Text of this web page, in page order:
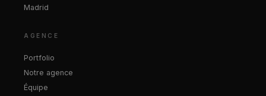
Madrid
AGENCE
Portfolio
Notre agence
Équipe